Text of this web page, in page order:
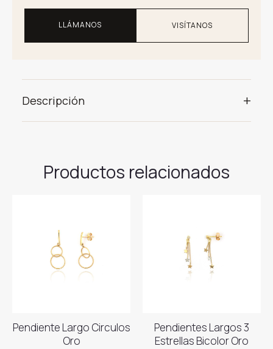
LLÁMANOS VISÍTANOS
Descripción +
Productos relacionados
Pendiente Largo Circulos
Oro
Pendientes Largos 3
Estrellas Bicolor Oro